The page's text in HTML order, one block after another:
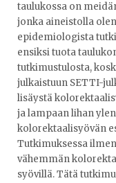
taulukossa on
jonka aineistolla
epidemiologista
ensiksi tuota
tutkimustulosta,
julkaistuun SETTI-
lisäystä
ja lampaan lihan
kolorektaalisyövän
Tutkimuksessa
vähemmän
syövillä. Tätä